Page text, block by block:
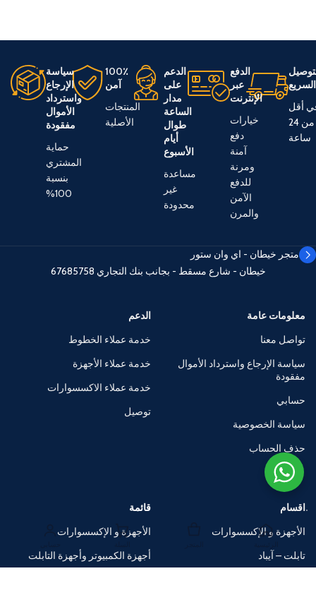
السريع
أقل
من 24
ساعة
الدفع
عبر
الإنترنت
خيارات
دفع
آمنة
ومرنة
للدفع
الآمن
والمرن
الدعم
على
مدار
الساعة
طوال
أيام
الأسبوع
مساعدة
غير
محدودة
100٪
آمن
المنتجات
الأصلية
سياسة
الإرجاع
واسترداد
الأموال
مفقودة
حماية
المشتري
بنسبة
100%
متجر خيطان - اي وان ستور
خيطان - شارع مسقط - بجانب بنك التجاري 67685758
معلومات عامة
تواصل معنا
سياسة الإرجاع واسترداد الأموال
مفقودة
حسابي
سياسة الخصوصية
حذف الحساب
الدعم
خدمة عملاء الخطوط
خدمة عملاء الأجهزة
خدمة عملاء الاكسسوارات
توصيل
اقسام
الأجهزة و الإكسسوارات
تابلت – آيباد
قائمة
الأجهزة و الإكسسوارات
أجهزة الكمبيوتر وأجهزة التابلت